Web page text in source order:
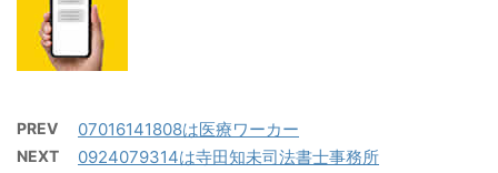
PREV 07016141808は医療ワーカー
NEXT 0924079314は寺田知未司法書士事務所